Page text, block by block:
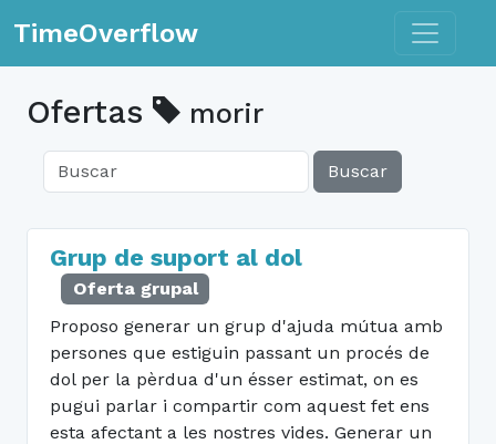
TimeOverflow Toggle
Ofertas morir
Buscar
Grup de suport al dol
Oferta grupal
Proposo generar un grup d'ajuda mútua amb
persones que estiguin passant un procés de
dol per la pèrdua d'un ésser estimat, on es
pugui parlar i compartir com aquest fet ens
esta afectant a les nostres vides. Generar un